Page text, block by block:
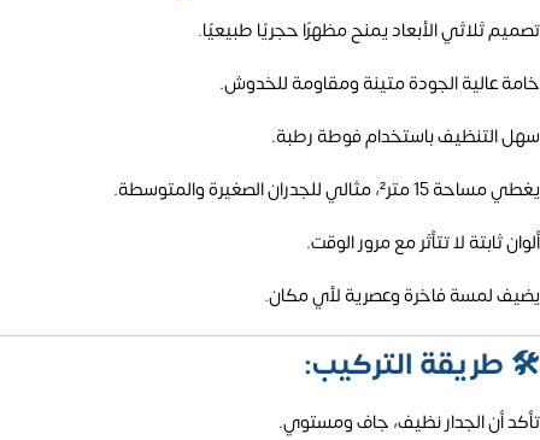
تصميم ثلاثي الأبعاد يمنح مظهرًا حجريًا طبيعيًا.
خامة عالية الجودة متينة ومقاومة للخدوش.
سهل التنظيف باستخدام فوطة رطبة.
يغطي مساحة 15 متر²، مثالي للجدران الصغيرة والمتوسطة.
ألوان ثابتة لا تتأثر مع مرور الوقت.
يضيف لمسة فاخرة وعصرية لأي مكان.
🛠️ طريقة التركيب:
تأكد أن الجدار نظيف، جاف ومستوي.